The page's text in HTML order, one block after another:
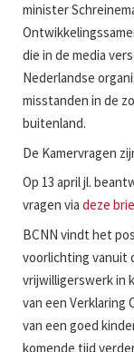
minister
die in de media
Nederlandse
misstanden in de
buitenland.
De Kamervragen
Op 13 april jl.
vragen via deze
BCNN vindt het
voorlichting vanuit
vrijwilligerswerk in
van een Verklaring
van een goed
komende tijd